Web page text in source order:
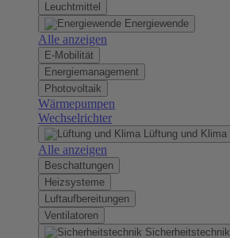
Leuchtmittel
Energiewende
Alle anzeigen
E-Mobilität
Energiemanagement
Photovoltaik
Wärmepumpen
Wechselrichter
Lüftung und Klima
Alle anzeigen
Beschattungen
Heizsysteme
Luftaufbereitungen
Ventilatoren
Sicherheitstechnik